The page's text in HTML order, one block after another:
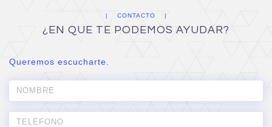
CONTACTO
¿EN QUE TE PODEMOS AYUDAR?
Queremos escucharte.